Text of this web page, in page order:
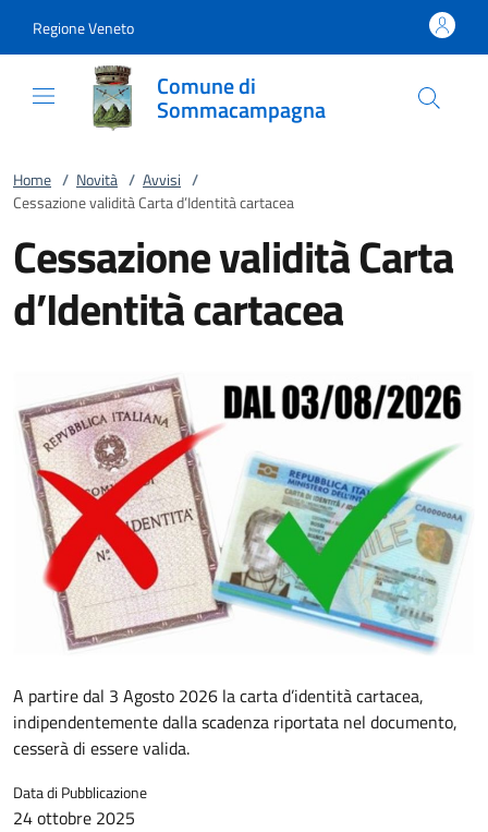
Regione Veneto
Comune di
Sommacampagna
Home / Novità / Avvisi /
Cessazione validità Carta d’Identità cartacea
Cessazione validità Carta
d’Identità cartacea
A partire dal 3 Agosto 2026 la carta d’identità cartacea,
indipendentemente dalla scadenza riportata nel documento,
cesserà di essere valida.
Data di Pubblicazione
24 ottobre 2025